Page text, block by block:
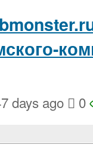
days ago 0